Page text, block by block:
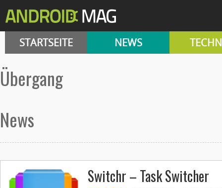
STARTSEITE NEWS
Übergang
News
Switchr – Task Switcher